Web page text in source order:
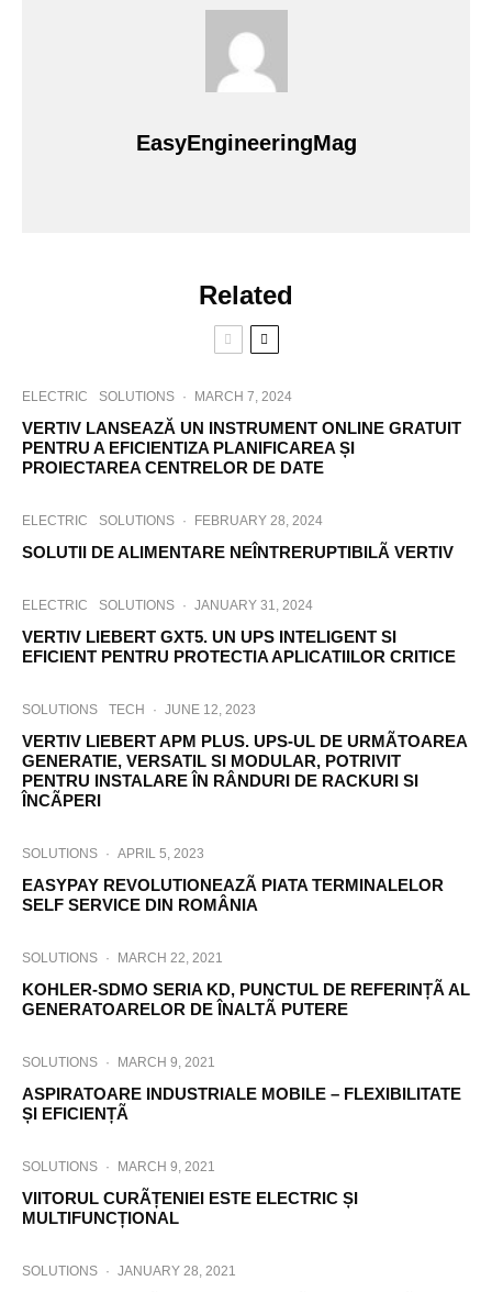
EasyEngineeringMag
Related
ELECTRIC SOLUTIONS · MARCH 7, 2024
VERTIV LANSEAZĂ UN INSTRUMENT ONLINE GRATUIT
PENTRU A EFICIENTIZA PLANIFICAREA ȘI
PROIECTAREA CENTRELOR DE DATE
ELECTRIC SOLUTIONS · FEBRUARY 28, 2024
SOLUTII DE ALIMENTARE NEÎNTRERUPTIBILÃ VERTIV
ELECTRIC SOLUTIONS · JANUARY 31, 2024
VERTIV LIEBERT GXT5. UN UPS INTELIGENT SI
EFICIENT PENTRU PROTECTIA APLICATIILOR CRITICE
SOLUTIONS TECH · JUNE 12, 2023
VERTIV LIEBERT APM PLUS. UPS-UL DE URMÃTOAREA
GENERATIE, VERSATIL SI MODULAR, POTRIVIT
PENTRU INSTALARE ÎN RÂNDURI DE RACKURI SI
ÎNCÃPERI
SOLUTIONS · APRIL 5, 2023
EASYPAY REVOLUTIONEAZÃ PIATA TERMINALELOR
SELF SERVICE DIN ROMÂNIA
SOLUTIONS · MARCH 22, 2021
KOHLER-SDMO SERIA KD, PUNCTUL DE REFERINȚÃ AL
GENERATOARELOR DE ÎNALTÃ PUTERE
SOLUTIONS · MARCH 9, 2021
ASPIRATOARE INDUSTRIALE MOBILE – FLEXIBILITATE
ȘI EFICIENȚÃ
SOLUTIONS · MARCH 9, 2021
VIITORUL CURÃȚENIEI ESTE ELECTRIC ȘI
MULTIFUNCȚIONAL
SOLUTIONS · JANUARY 28, 2021